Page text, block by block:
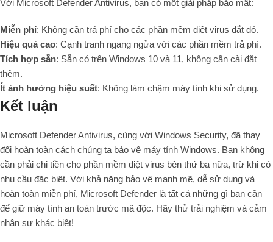
Với Microsoft Defender Antivirus, bạn có một giải pháp bảo mật:
Miễn phí: Không cần trả phí cho các phần mềm diệt virus đắt đỏ.
Hiệu quả cao: Cạnh tranh ngang ngửa với các phần mềm trả phí.
Tích hợp sẵn: Sẵn có trên Windows 10 và 11, không cần cài đặt
thêm.
Ít ảnh hưởng hiệu suất: Không làm chậm máy tính khi sử dụng.
Kết luận
Microsoft Defender Antivirus, cùng với Windows Security, đã thay
đổi hoàn toàn cách chúng ta bảo vệ máy tính Windows. Bạn không
cần phải chi tiền cho phần mềm diệt virus bên thứ ba nữa, trừ khi có
nhu cầu đặc biệt. Với khả năng bảo vệ mạnh mẽ, dễ sử dụng và
hoàn toàn miễn phí, Microsoft Defender là tất cả những gì bạn cần
để giữ máy tính an toàn trước mã độc. Hãy thử trải nghiệm và cảm
nhận sự khác biệt!